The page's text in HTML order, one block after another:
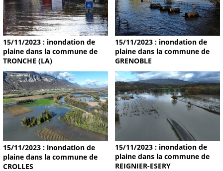
15/11/2023 : inondation de
plaine dans la commune de
TRONCHE (LA)
15/11/2023 : inondation de
plaine dans la commune de
GRENOBLE
15/11/2023 : inondation de
plaine dans la commune de
CROLLES
15/11/2023 : inondation de
plaine dans la commune de
REIGNIER-ESERY